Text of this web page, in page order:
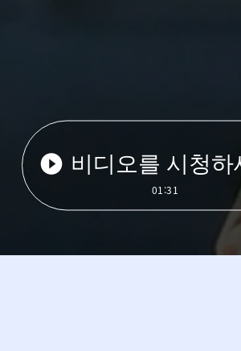
비디오를 시청하
01:31